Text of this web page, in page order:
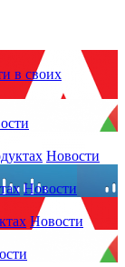
в своих
Новости
Новости
Новости